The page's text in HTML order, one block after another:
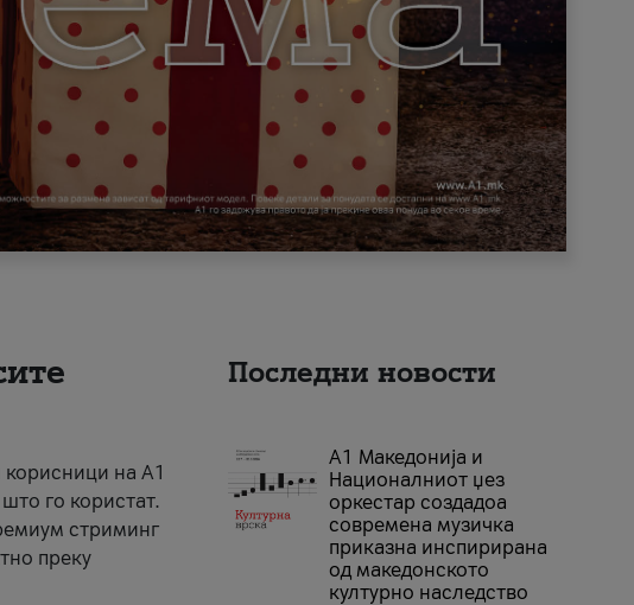
на A1
го користат.
стриминг
преку
Последни новости
А1 Македонија и
Националниот џез
оркестар создадоа
современа музичка
приказна инспирирана
од македонското
културно наследство